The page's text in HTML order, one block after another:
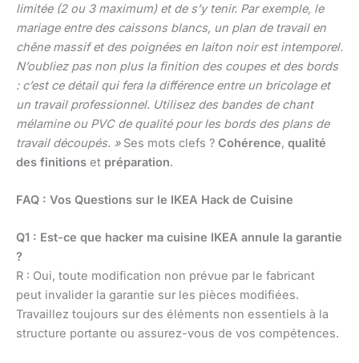
limitée (2 ou 3 maximum) et de s’y tenir. Par exemple, le
mariage entre des caissons blancs, un plan de travail en
chêne massif et des poignées en laiton noir est intemporel.
N’oubliez pas non plus la finition des coupes et des bords
: c’est ce détail qui fera la différence entre un bricolage et
un travail professionnel. Utilisez des bandes de chant
mélamine ou PVC de qualité pour les bords des plans de
travail découpés. »Ses mots clefs ? Cohérence, qualité
des finitions et préparation.
FAQ : Vos Questions sur le IKEA Hack de Cuisine
Q1 : Est-ce que hacker ma cuisine IKEA annule la garantie
?
R : Oui, toute modification non prévue par le fabricant
peut invalider la garantie sur les pièces modifiées.
Travaillez toujours sur des éléments non essentiels à la
structure portante ou assurez-vous de vos compétences.